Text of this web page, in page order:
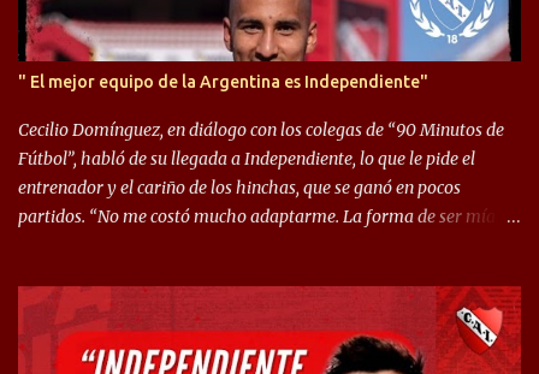
" El mejor equipo de la Argentina es Independiente"
Cecilio Domínguez, en diálogo con los colegas de “90 Minutos de
Fútbol”, habló de su llegada a Independiente, lo que le pide el
entrenador y el cariño de los hinchas, que se ganó en pocos
partidos. “No me costó mucho adaptarme. La forma de ser mía
llegué a un Independiente que juega muy dinámico y me gusta
mucho. Me favorece por la forma de jugar mía y eso también
ayudó a que me adapte”. “Me siento mejor por izquierda, pero me